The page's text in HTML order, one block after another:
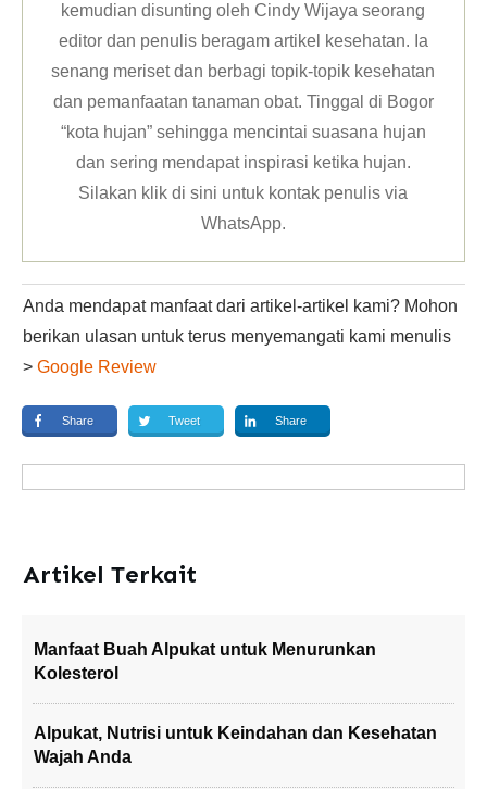
kemudian disunting oleh Cindy Wijaya seorang
editor dan penulis beragam artikel kesehatan. Ia
senang meriset dan berbagi topik-topik kesehatan
dan pemanfaatan tanaman obat. Tinggal di Bogor
“kota hujan” sehingga mencintai suasana hujan
dan sering mendapat inspirasi ketika hujan.
Silakan klikdi sini untuk kontak penulis via
WhatsApp.
Anda mendapat manfaat dari artikel-artikel kami? Mohon
berikan ulasan untuk terus menyemangati kami menulis
> Google Review
Share Tweet Share
Artikel Terkait
Manfaat Buah Alpukat untuk Menurunkan
Kolesterol
Alpukat, Nutrisi untuk Keindahan dan Kesehatan
Wajah Anda